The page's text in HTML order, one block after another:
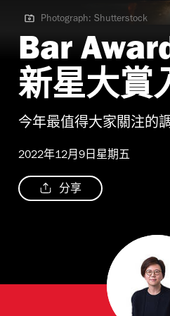
Photograph: Shutterstock
Photograph: Shutterstock
Bar
新星大賞
今年最值得大家關注的
2022年12月9日星期五
分享